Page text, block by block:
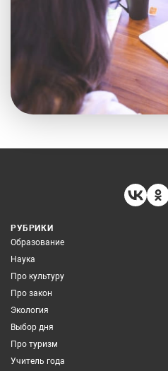
РУБРИКИ
Образование
Наука
Про культуру
Про закон
Экология
Выбор дня
Про туризм
Учитель года